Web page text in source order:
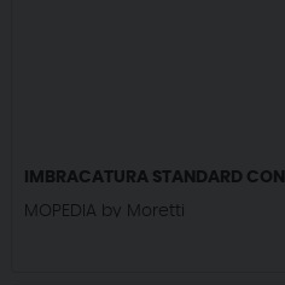
IMBRACATURA STANDARD
MOPEDIA by Moretti